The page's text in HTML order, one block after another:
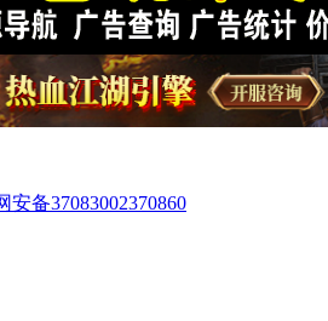
安备37083002370860